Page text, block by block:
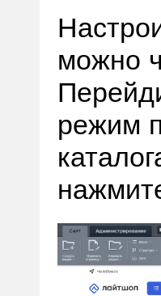
можно
режим